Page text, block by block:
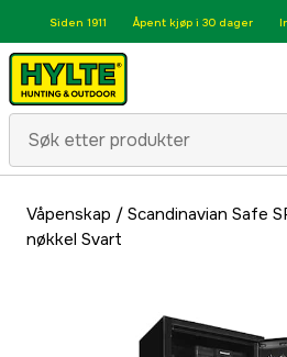
Siden 1911 Åpent kjøp i 30 dager
Våpenskap / Scandinavian Safe
nøkkel Svart